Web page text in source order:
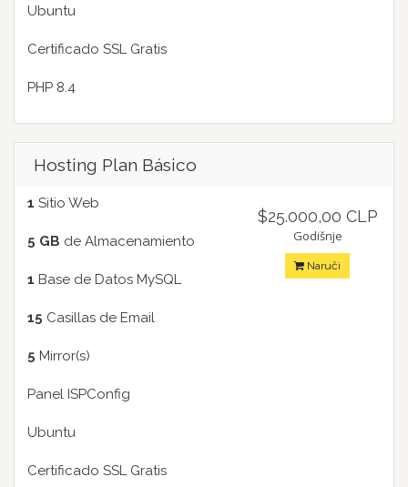
Ubuntu
Certificado SSL Gratis
PHP 8.4
Hosting Plan Básico
1 Sitio Web
5 GB de Almacenamiento
1 Base de Datos MySQL
15 Casillas de Email
5 Mirror(s)
Panel ISPConfig
Ubuntu
Certificado SSL Gratis
$25.000,00 CLP
Godišnje
Naruči